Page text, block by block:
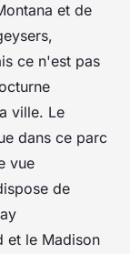
et de
ce n'est pas
ville. Le
dans ce parc
vue
de
et le Madison